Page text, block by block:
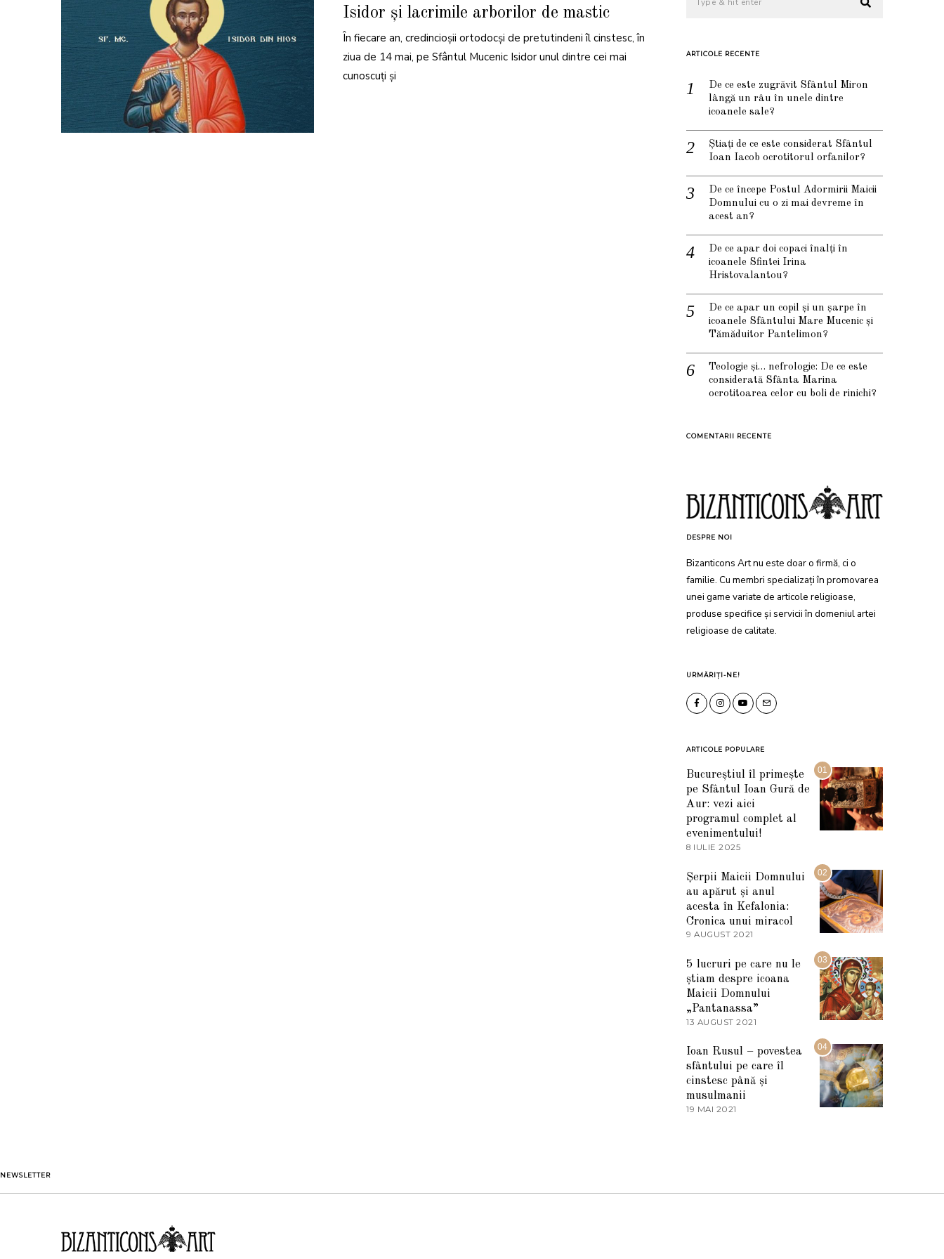
2
3
Isidor și lacrimile arborilor de mastic
În fiecare an, credincioșii ortodocși de pretutindeni îl cinstesc, în
ziua de 14 mai, pe Sfântul Mucenic Isidor unul dintre cei mai
cunoscuți și
ARTICOLE RECENTE
De ce este zugrăvit Sfântul Miron
lângă un râu în unele dintre
icoanele sale?
Știați de ce este considerat Sfântul
Ioan Iacob ocrotitorul orfanilor?
De ce începe Postul Adormirii Maicii
Domnului cu o zi mai devreme în
acest an?
De ce apar doi copaci înalți în
icoanele Sfintei Irina
Hristovalantou?
De ce apar un copil și un șarpe în
icoanele Sfântului Mare Mucenic și
Tămăduitor Pantelimon?
Teologie și… nefrologie: De ce este
considerată Sfânta Marina
ocrotitoarea celor cu boli de rinichi?
COMENTARII RECENTE
DESPRE NOI
Bizanticons Art nu este doar o firmă, ci o
familie. Cu membri specializați în promovarea
unei game variate de articole religioase,
produse specifice și servicii în domeniul artei
religioase de calitate.
URMĂRIȚI-NE!
ARTICOLE POPULARE
01
Bucureștiul îl primește
pe Sfântul Ioan Gură de
Aur: vezi aici
programul complet al
evenimentului!
8 IULIE 2025
U
L
I
2
0
5
02
Șerpii Maicii Domnului
au apărut și anul
acesta în Kefalonia:
Cronica unui miracol
9 AUGUST 2021
A
R
T
I
2
2
2
03
5 lucruri pe care nu le
știam despre icoana
Maicii Domnului
„Pantanassa”
13 AUGUST 2021
U
G
U
S
04
Ioan Rusul – povestea
sfântului pe care îl
cinstesc până și
musulmanii
19 MAI 2021
NEWSLETTER